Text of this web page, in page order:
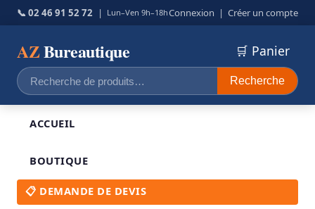
📞 02 46 91 52 72 | Lun–Ven 9h–18hConnexion | Créer un compte
AZBureautique
Recherche
pour :
Recherche
🛒 Panier
ACCUEIL
BOUTIQUE
📋 DEMANDE DE DEVIS